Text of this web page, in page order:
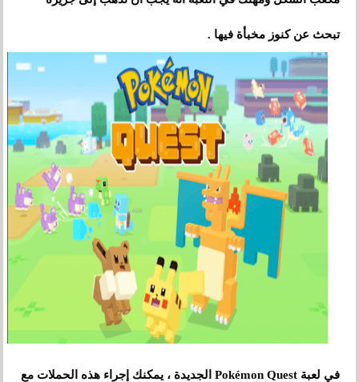
تبحث عن كنوز مخبأة فيها .
في لعبة Pokémon Quest الجديدة ، يمكنك إجراء هذه الحملات مع